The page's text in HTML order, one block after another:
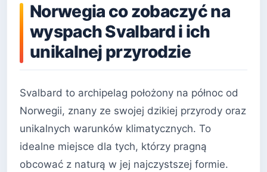
Norwegia co zobaczyć na
wyspach Svalbard i ich
unikalnej przyrodzie
Svalbard to archipelag położony na północ od
Norwegii, znany ze swojej dzikiej przyrody oraz
unikalnych warunków klimatycznych. To
idealne miejsce dla tych, którzy pragną
obcować z naturą w jej najczystszej formie.